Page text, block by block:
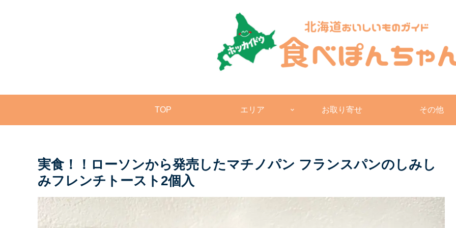
TOP エリア お取り寄せ その他
実食！！ローソンから発売したマチノパン フランスパンのしみし
みフレンチトースト2個入